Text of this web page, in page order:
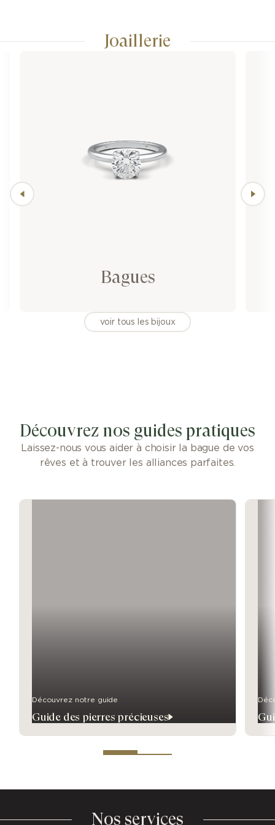
Joaillerie
Bagues
voir tous les bijoux
Découvrez nos guides pratiques
Laissez-nous vous aider à choisir la bague de vos
rêves et à trouver les alliances parfaites.
Découvrez notre guide
Guide des pierres précieuses
Nos services